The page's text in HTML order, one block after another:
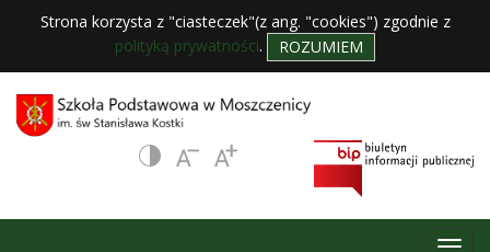
Strona korzysta z "ciasteczek"(z ang. "cookies") zgodnie z
polityką prywatności. ROZUMIEM